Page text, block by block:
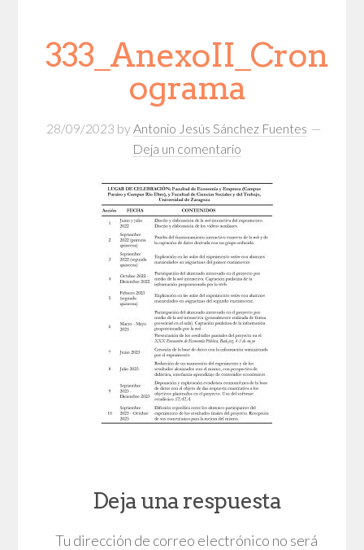
333_AnexoII_Cron
ograma
28/09/2023 by Antonio Jesús Sánchez Fuentes
Deja un comentario
Deja una respuesta
Tu dirección de correo electrónico no será